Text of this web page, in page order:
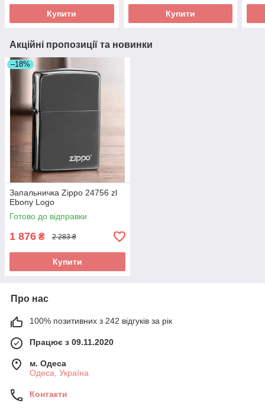
Купити Купити
Акційні пропозиції та новинки
–18%
Запальничка Zippo 24756 zl
Ebony Logo
Готово до відправки
1 876 ₴ 2 283 ₴
Купити
Про нас
100% позитивних з 242 відгуків за рік
Працює з 09.11.2020
м. Одеса
Одеса, Україна
Контакти